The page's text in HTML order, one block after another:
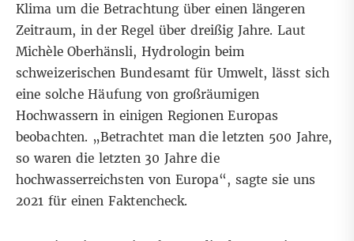
Klima um die Betrachtung über einen längeren
Zeitraum, in der Regel über dreißig Jahre. Laut
Michèle Oberhänsli, Hydrologin beim
schweizerischen Bundesamt für Umwelt, lässt sich
eine solche Häufung von großräumigen
Hochwassern in einigen Regionen Europas
beobachten. „Betrachtet man die letzten 500 Jahre,
so waren die letzten 30 Jahre die
hochwasserreichsten von Europa“, sagte sie uns
2021 für einenFaktencheck.